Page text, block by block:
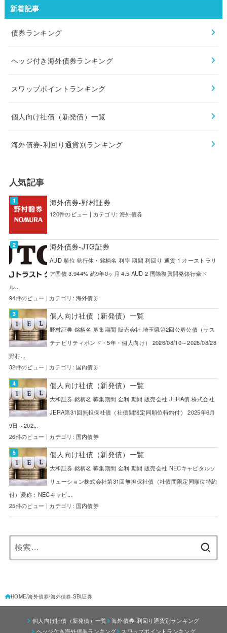
新着記事
債券ランキング
ヘッジ付き海外債券ランキング
スワップポイントランキング
個人向け社債（新発債）一覧
海外債券-利回り通貨別ランキング
人気記事
海外債券-野村証券
120件のビュー | カテゴリ: 海外債券
海外債券-JTG証券
AUD 順位 発行体・銘柄名 利率 期間 利回り 通貨 1 オーストラリ
ア国債 3.944% 約9年0ヶ月 4.5 AUD 2 国際復興開発銀行豪ド
ル...
94件のビュー | カテゴリ: 海外債券
個人向け社債（新発債）一覧
野村証券 銘柄名 募集期間 販売会社 埼玉県第2回公募公債（サス
テナビリティボンド・5年・個人向け） 2026/08/10～2026/08/28
野村...
32件のビュー | カテゴリ: 国内債券
個人向け社債（新発債）一覧
大和証券 銘柄名 募集期間 金利 期間 販売会社 JERA債 株式会社
JERA第31回無担保社債（社債間限定同順位特約付） 2025年6月
9日～202...
26件のビュー | カテゴリ: 国内債券
個人向け社債（新発債）一覧
大和証券 銘柄名 募集期間 金利 期間 販売会社 NECキャピタルソ
リューション株式会社第31回無担保社債（社債間限定同順位特約
付）愛称：NECキャピ...
25件のビュー | カテゴリ: 国内債券
HOME 海外債券 海外債券-SBI証券
個人向け社債（新発債）一覧
海外債券-利回り通貨別ランキング
ヘッジ付き海外債券ランキング
スワップポイントランキング